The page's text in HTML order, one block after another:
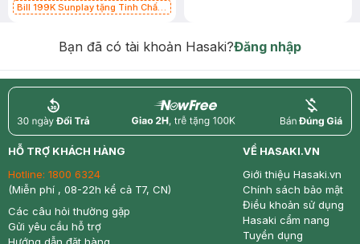
Bill 199K Sunplay tặng Tinh Chất
Bạn đã có tài khoản Hasaki?Đăng nhập
return nowfree price
HỖ TRỢ KHÁCH HÀNG
Hotline: 1800 6324
(Miễn phí , 08-22h kể cả T7, CN)
Các câu hỏi thường gặp
Gửi yêu cầu hỗ trợ
VỀ HASAKI.VN
Giới thiệu Hasaki.vn
Chính sách bảo mật
Điều khoản sử dụng
Hasaki cẩm nang
Tuyển dụng